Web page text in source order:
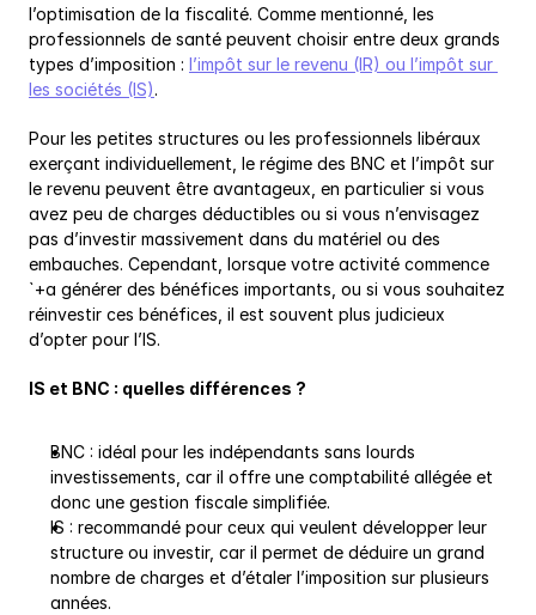
l’optimisation de la fiscalité. Comme mentionné, les
professionnels de santé peuvent choisir entre deux grands
types d’imposition : l’impôt sur le revenu (IR) ou l’impôt sur
les sociétés (IS).
Pour les petites structures ou les professionnels libéraux
exerçant individuellement, le régime des BNC et l’impôt sur
le revenu peuvent être avantageux, en particulier si vous
avez peu de charges déductibles ou si vous n’envisagez
pas d’investir massivement dans du matériel ou des
embauches. Cependant, lorsque votre activité commence
`+a générer des bénéfices importants, ou si vous souhaitez
réinvestir ces bénéfices, il est souvent plus judicieux
d’opter pour l’IS.
IS et BNC : quelles différences ?
BNC : idéal pour les indépendants sans lourds
investissements, car il offre une comptabilité allégée et
donc une gestion fiscale simplifiée.
IS : recommandé pour ceux qui veulent développer leur
structure ou investir, car il permet de déduire un grand
nombre de charges et d’étaler l’imposition sur plusieurs
années.